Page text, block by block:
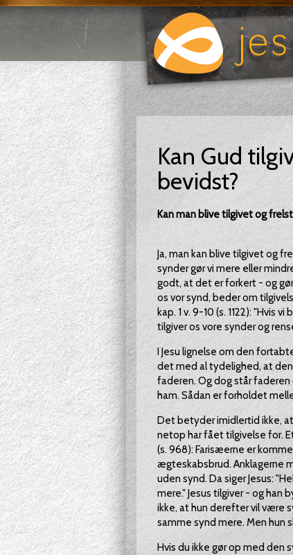
Kan Gud
bevidst?
Kan man blive tilgivet og
Ja, man kan blive tilgivet og
synder gør vi mere eller
godt, at det er forkert - og
os vor synd, beder om
kap. 1 v. 9-10 (s. 1122): "Hvis
tilgiver os vore synder og
I Jesu lignelse om den
det med al tydelighed, at
faderen. Og dog står faderen
ham. Sådan er forholdet
Det betyder imidlertid ikke,
netop har fået tilgivelse for.
(s. 968): Farisæerne er
ægteskabsbrud. Anklagerne
uden synd. Da siger Jesus:
mere." Jesus tilgiver - og
ikke, at hun derefter vil være
samme synd mere. Men hun
Hvis du ikke gør op med den